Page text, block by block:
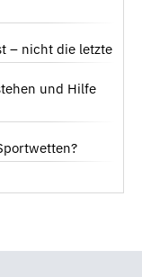
– nicht die letzte
und Hilfe